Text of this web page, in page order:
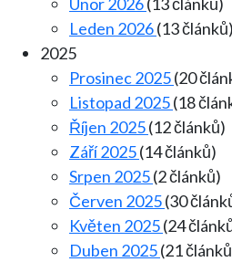
Únor 2026(13 článků)
Leden 2026(13 článků)
2025
Prosinec 2025(20
Listopad 2025(18
Říjen 2025(12 článků)
Září 2025(14 článků)
Srpen 2025(2 článků)
Červen 2025(30
Květen 2025(24
Duben 2025(21